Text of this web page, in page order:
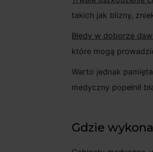
takich jak blizny,
Błędy w doborze
które mogą
Warto jednak
medyczny popełnił
Gdzie